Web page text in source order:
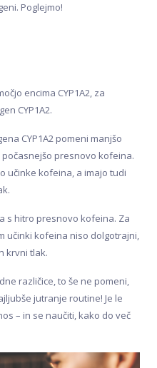
Poglejmo!
encima CYP1A2, za
CYP1A2.
CYP1A2 pomeni manjšo
presnovo kofeina.
učinke kofeina, a imajo tudi
s hitro presnovo kofeina. Za
učinki kofeina niso dolgotrajni,
krvni tlak.
različice, to še ne pomeni,
jutranje routine! Je le
– in se naučiti, kako do več